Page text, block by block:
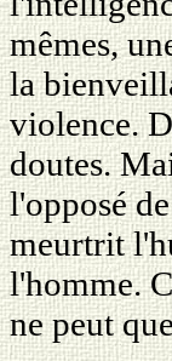
mêmes,
la
violence.
doutes.
l'opposé
meurtrit
l'homme.
ne peut